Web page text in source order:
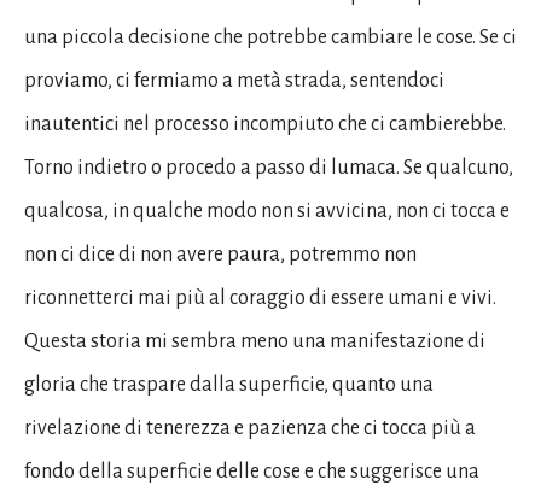
una piccola decisione che potrebbe cambiare le cose. Se ci
proviamo, ci fermiamo a metà strada, sentendoci
inautentici nel processo incompiuto che ci cambierebbe.
Torno indietro o procedo a passo di lumaca. Se qualcuno,
qualcosa, in qualche modo non si avvicina, non ci tocca e
non ci dice di non avere paura, potremmo non
riconnetterci mai più al coraggio di essere umani e vivi.
Questa storia mi sembra meno una manifestazione di
gloria che traspare dalla superficie, quanto una
rivelazione di tenerezza e pazienza che ci tocca più a
fondo della superficie delle cose e che suggerisce una